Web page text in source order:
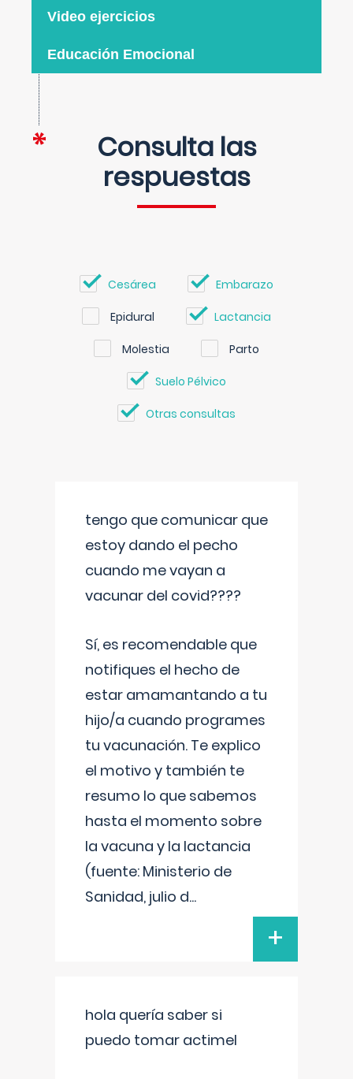
Video ejercicios
Educación Emocional
Consulta las
respuestas
Cesárea Embarazo
Epidural Lactancia
Molestia Parto
Suelo Pélvico
Otras consultas
tengo que comunicar que
estoy dando el pecho
cuando me vayan a
vacunar del covid????
Sí, es recomendable que
notifiques el hecho de
estar amamantando a tu
hijo/a cuando programes
tu vacunación. Te explico
el motivo y también te
resumo lo que sabemos
hasta el momento sobre
la vacuna y la lactancia
(fuente: Ministerio de
Sanidad, julio d...
+
hola quería saber si
puedo tomar actimel